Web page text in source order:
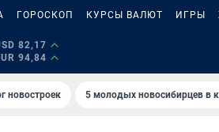
ГОРОСКОП КУРСЫ ВАЛЮТ ИГРЫ
82,17
94,84
новостроек 5 молодых новосибирцев в